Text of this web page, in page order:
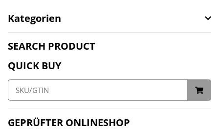
Kategorien
SEARCH PRODUCT
QUICK BUY
GEPRÜFTER ONLINESHOP